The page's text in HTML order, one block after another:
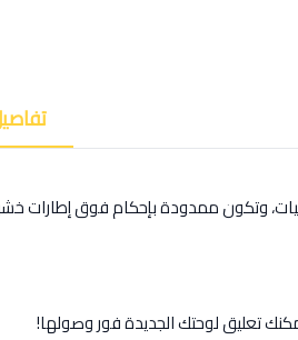
وتكون ممدودة بإحكام فوق إطارات
تعليق لوحتك الجديدة فور وصولها!